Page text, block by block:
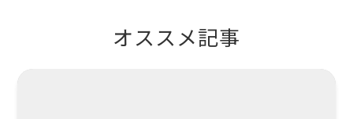
オススメ記事